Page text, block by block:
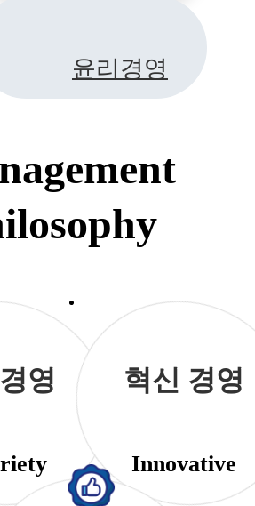
윤리경영
영 혁신 경영
Innovative